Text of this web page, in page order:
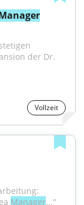
der Dr.
Vollzeit
Manager..."